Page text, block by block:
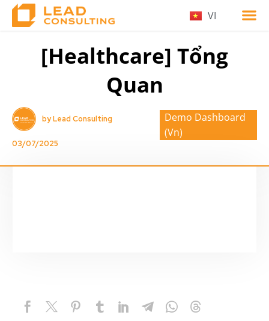
VI
[Healthcare] Tổng
Quan
by Lead Consulting
03/07/2025
Demo Dashboard
(Vn)